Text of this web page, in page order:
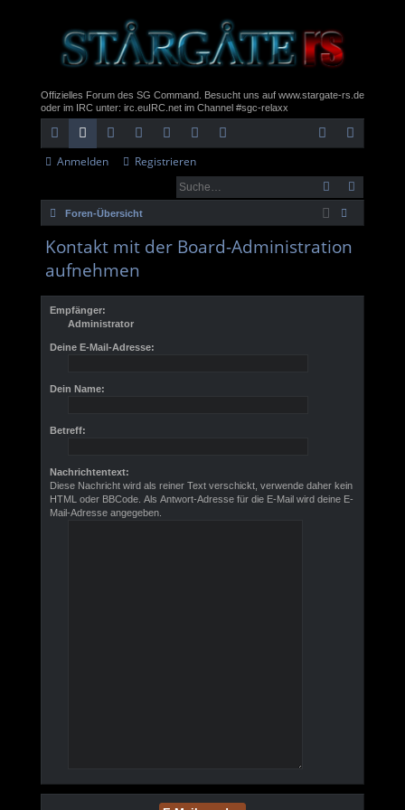
Offizielles Forum des SG Command. Besucht uns auf www.stargate-rs.de
oder im IRC unter: irc.euIRC.net im Channel #sgc-relaxx
ch
llz
ug
rif
f
or
itg
de
r
nt
ne
t
rc
v
eb
m
ail
sit
e
m
el
de
ist
rie
re
Anmelden Registrieren
Foren-Übersicht
he
Kontakt mit der Board-Administration
aufnehmen
Empfänger:
Administrator
Deine E-Mail-Adresse:
Dein Name:
Betreff:
Nachrichtentext:
Diese Nachricht wird als reiner Text verschickt, verwende daher kein
HTML oder BBCode. Als Antwort-Adresse für die E-Mail wird deine E-
Mail-Adresse angegeben.